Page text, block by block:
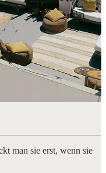
man sie erst, wenn sie